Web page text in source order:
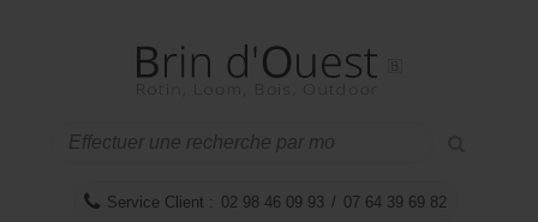
Service Client : 02 98 46 09 93 / 07 64 39 69 82